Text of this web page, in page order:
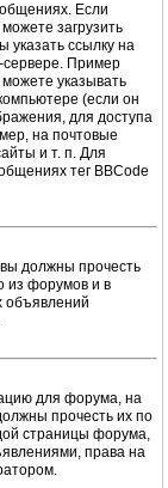
Если
загрузить
ссылку на
Пример
указывать
(если он
для доступа
на почтовые
и т. п. Для
тег BBCode
должны прочесть
из форумов и в
объявлений
для форума, на
прочесть их по
страницы форума,
права на